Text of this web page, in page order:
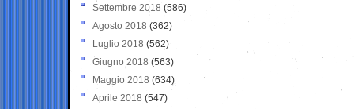
Settembre 2018 (586)
Agosto 2018 (362)
Luglio 2018 (562)
Giugno 2018 (563)
Maggio 2018 (634)
Aprile 2018 (547)